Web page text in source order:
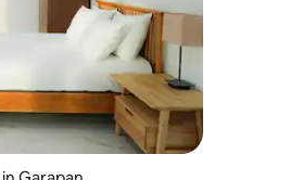
van 5 uit 5, 3 recensies